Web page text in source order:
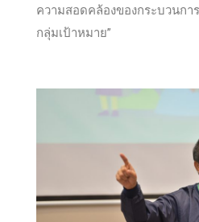
ความสอดคล้องของกระบวนกา
กลุ่มเป้าหมาย”